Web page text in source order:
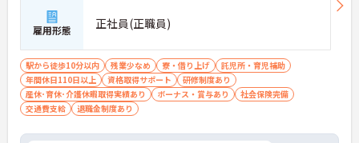
雇用形態 正社員(正職員)
駅から徒歩10分以内 残業少なめ 寮・借り上げ
託児所・育児補助
年間休日110日以上
資格取得サポート
研修制度あり
産休･育休･介護休暇取得実績あり
ボーナス・賞与あり
社会保険完備
交通費支給
退職金制度あり